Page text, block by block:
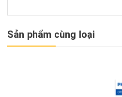
Sản phẩm cùng loại